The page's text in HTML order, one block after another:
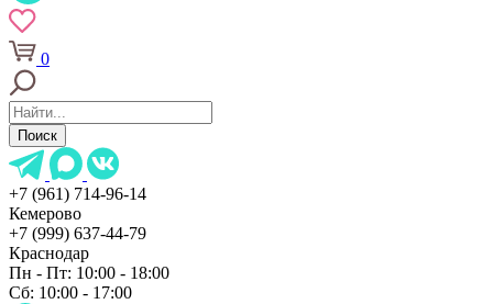
0
Поиск
+7 (961) 714-96-14
Кемерово
+7 (999) 637-44-79
Краснодар
Пн - Пт: 10:00 - 18:00
Сб: 10:00 - 17:00